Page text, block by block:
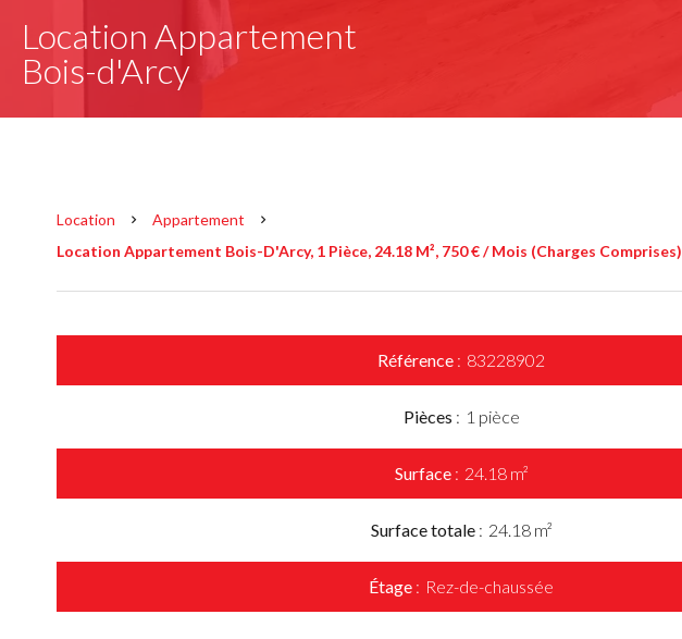
Location Appartement
Bois-d'Arcy
Location
Appartement
Location Appartement Bois-D'Arcy, 1 Pièce, 24.18 M², 750 € / Mois (Charges Comprises)
Référence 83228902
Pièces 1 pièce
Surface 24.18 m²
Surface totale 24.18 m²
Étage Rez-de-chaussée